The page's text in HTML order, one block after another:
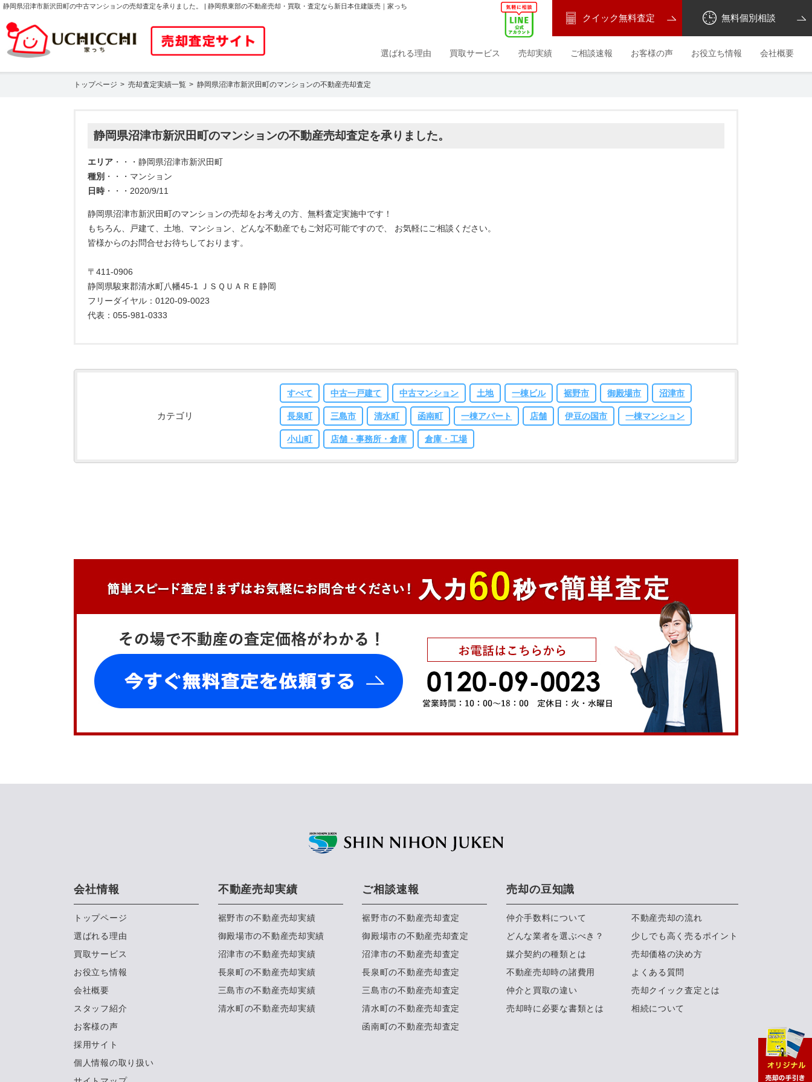
静岡県沼津市新沢田町の中古マンションの売却査定を承りました。 | 静岡県東部の不動産売却・買取・査定なら新日本住建販売｜家っち
クイック無料査定 無料個別相談
選ばれる理由 買取サービス 売却実績 ご相談速報 お客様の声 お役立ち情報 会社概要
トップページ 売却査定実績一覧 静岡県沼津市新沢田町のマンションの不動産売却査定
静岡県沼津市新沢田町のマンションの不動産売却査定を承りました。
エリア ・・・静岡県沼津市新沢田町
種別 ・・・マンション
日時 ・・・2020/9/11
静岡県沼津市新沢田町のマンションの売却をお考えの方、無料査定実施中です！
もちろん、戸建て、土地、マンション、どんな不動産でもご対応可能ですので、 お気軽にご相談ください。
皆様からのお問合せお待ちしております。
〒411-0906
静岡県駿東郡清水町八幡45-1 ＪＳＱＵＡＲＥ静岡
フリーダイヤル：0120-09-0023
代表：055-981-0333
カテゴリ
すべて 中古一戸建て 中古マンション 土地 一棟ビル 裾野市 御殿場市 沼津市
長泉町 三島市 清水町 函南町 一棟アパート 店舗 伊豆の国市 一棟マンション
小山町 店舗・事務所・倉庫 倉庫・工場
会社情報
トップページ
選ばれる理由
買取サービス
お役立ち情報
会社概要
スタッフ紹介
お客様の声
採用サイト
個人情報の取り扱い
不動産売却実績
裾野市の不動産売却実績
御殿場市の不動産売却実績
沼津市の不動産売却実績
長泉町の不動産売却実績
三島市の不動産売却実績
清水町の不動産売却実績
ご相談速報
裾野市の不動産売却査定
御殿場市の不動産売却査定
沼津市の不動産売却査定
長泉町の不動産売却査定
三島市の不動産売却査定
清水町の不動産売却査定
函南町の不動産売却査定
売却の豆知識
仲介手数料について
どんな業者を選ぶべき？
媒介契約の種類とは
不動産売却時の諸費用
仲介と買取の違い
売却時に必要な書類とは
不動産売却の流れ
少しでも高く売るポイント
売却価格の決め方
よくある質問
売却クイック査定とは
相続について